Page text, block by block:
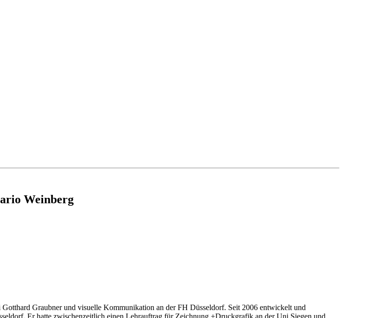
Weinberg
Graubner und visuelle Kommunikation an der FH Düsseldorf. Seit 2006 entwickelt und
Er hatte zwischenzeitlich einen Lehrauftrag für Zeichnung +Druckgrafik an der Uni Siegen und